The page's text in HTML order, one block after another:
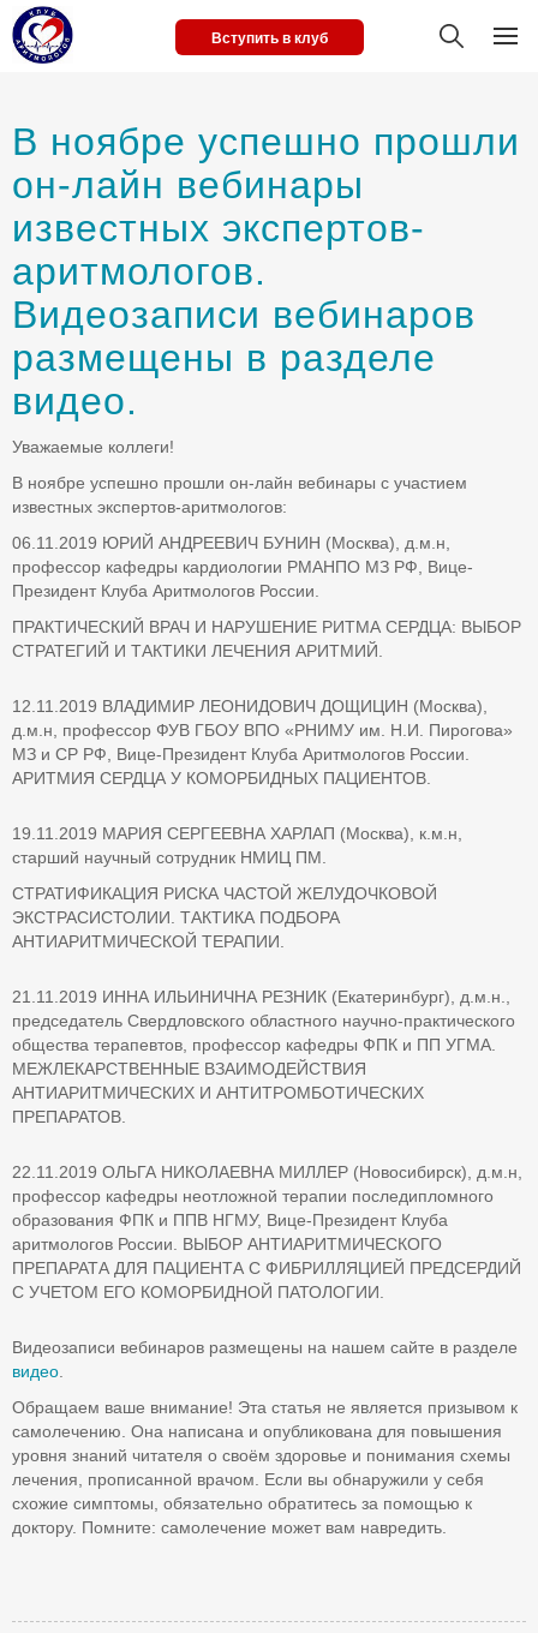
Вступить в клуб
В ноябре успешно прошли
он-лайн вебинары
известных экспертов-
аритмологов.
Видеозаписи вебинаров
размещены в разделе
видео.
Уважаемые коллеги!
В ноябре успешно прошли он-лайн вебинары с участием
известных экспертов-аритмологов:
06.11.2019 ЮРИЙ АНДРЕЕВИЧ БУНИН (Москва), д.м.н,
профессор кафедры кардиологии РМАНПО МЗ РФ, Вице-
Президент Клуба Аритмологов России.
ПРАКТИЧЕСКИЙ ВРАЧ И НАРУШЕНИЕ РИТМА СЕРДЦА: ВЫБОР
СТРАТЕГИЙ И ТАКТИКИ ЛЕЧЕНИЯ АРИТМИЙ.
12.11.2019 ВЛАДИМИР ЛЕОНИДОВИЧ ДОЩИЦИН (Москва),
д.м.н, профессор ФУВ ГБОУ ВПО «РНИМУ им. Н.И. Пирогова»
МЗ и СР РФ, Вице-Президент Клуба Аритмологов России.
АРИТМИЯ СЕРДЦА У КОМОРБИДНЫХ ПАЦИЕНТОВ.
19.11.2019 МАРИЯ СЕРГЕЕВНА ХАРЛАП (Москва), к.м.н,
старший научный сотрудник НМИЦ ПМ.
СТРАТИФИКАЦИЯ РИСКА ЧАСТОЙ ЖЕЛУДОЧКОВОЙ
ЭКСТРАСИСТОЛИИ. ТАКТИКА ПОДБОРА
АНТИАРИТМИЧЕСКОЙ ТЕРАПИИ.
21.11.2019 ИННА ИЛЬИНИЧНА РЕЗНИК (Екатеринбург), д.м.н.,
председатель Свердловского областного научно-практического
общества терапевтов, профессор кафедры ФПК и ПП УГМА.
МЕЖЛЕКАРСТВЕННЫЕ ВЗАИМОДЕЙСТВИЯ
АНТИАРИТМИЧЕСКИХ И АНТИТРОМБОТИЧЕСКИХ
ПРЕПАРАТОВ.
22.11.2019 ОЛЬГА НИКОЛАЕВНА МИЛЛЕР (Новосибирск), д.м.н,
профессор кафедры неотложной терапии последипломного
образования ФПК и ППВ НГМУ, Вице-Президент Клуба
аритмологов России. ВЫБОР АНТИАРИТМИЧЕСКОГО
ПРЕПАРАТА ДЛЯ ПАЦИЕНТА С ФИБРИЛЛЯЦИЕЙ ПРЕДСЕРДИЙ
С УЧЕТОМ ЕГО КОМОРБИДНОЙ ПАТОЛОГИИ.
Видеозаписи вебинаров размещены на нашем сайте в разделе
видео
Обращаем ваше внимание! Эта статья не является призывом к
самолечению. Она написана и опубликована для повышения
уровня знаний читателя о своём здоровье и понимания схемы
лечения, прописанной врачом. Если вы обнаружили у себя
схожие симптомы, обязательно обратитесь за помощью к
доктору. Помните: самолечение может вам навредить.